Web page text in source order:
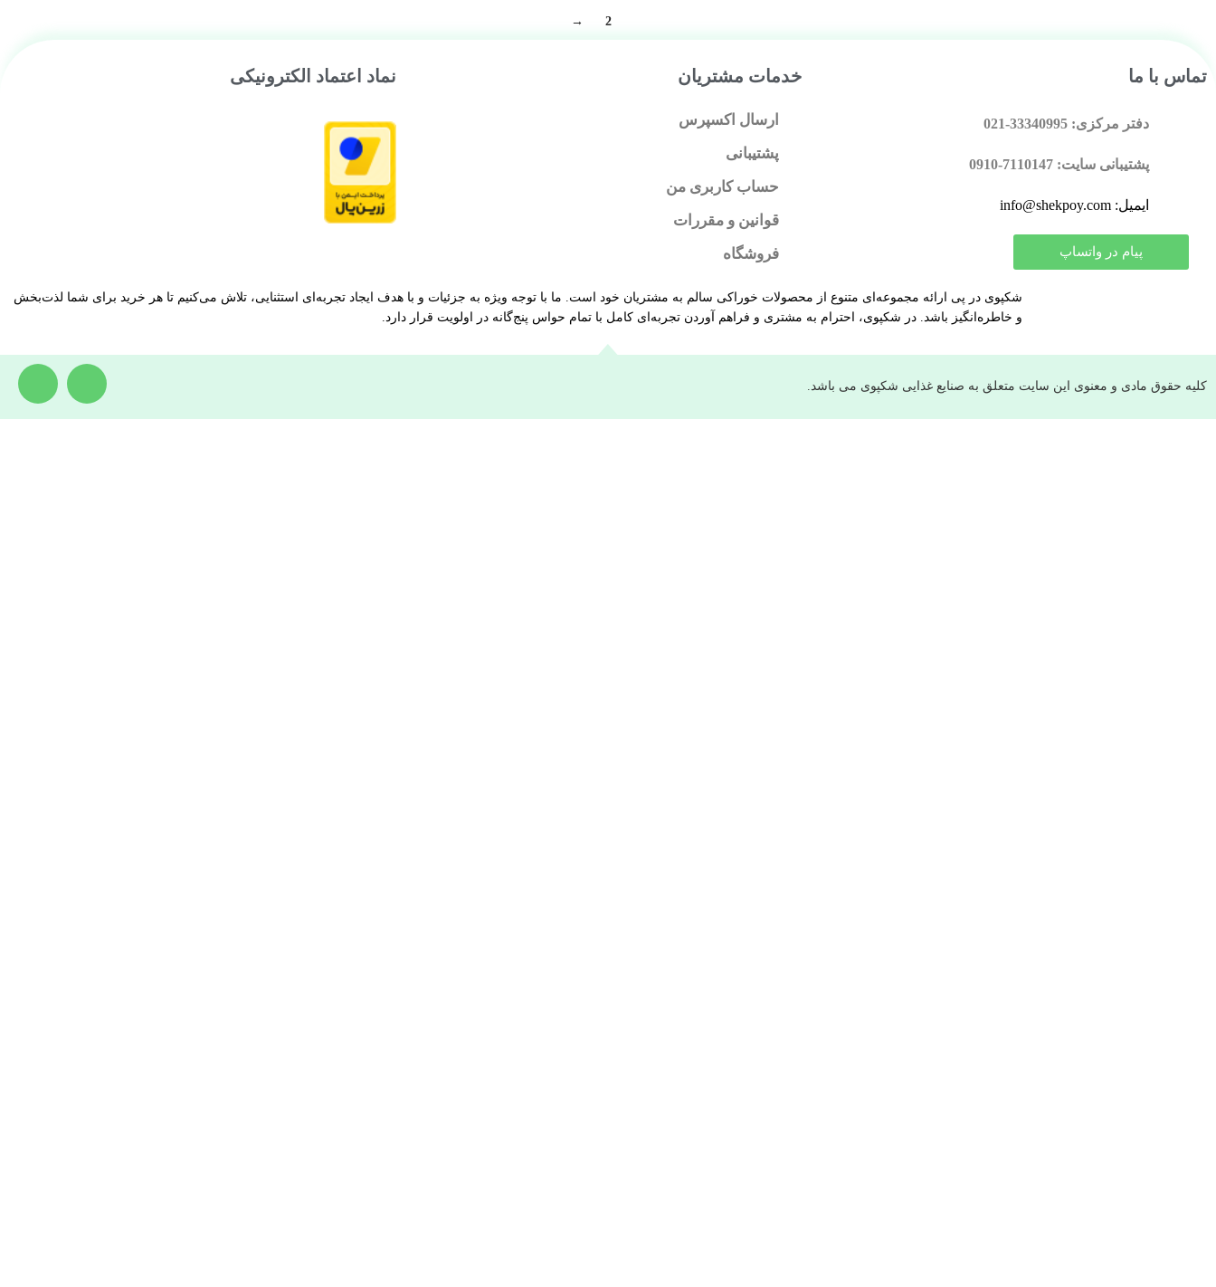
2
→
تماس با ما
دفتر مرکزی: 33340995-021
پشتیبانی سایت: 7110147-0910
ایمیل: info@shekpoy.com
پیام در واتساپ
خدمات مشتریان
ارسال اکسپرس
پشتیبانی
حساب کاربری من
قوانین و مقررات
فروشگاه
نماد اعتماد الکترونیکی
شکپوی در پی ارائه مجموعه‌ای متنوع از محصولات خوراکی سالم به مشتریان خود است. ما با توجه ویژه به جزئیات و با هدف ایجاد تجربه‌ای استثنایی، تلاش می‌کنیم تا هر خرید برای شما لذت‌بخش
و خاطره‌انگیز باشد. در شکپوی، احترام به مشتری و فراهم آوردن تجربه‌ای کامل با تمام حواس پنج‌گانه در اولویت قرار دارد.
کلیه حقوق مادی و معنوی این سایت متعلق به صنایع غذایی شکپوی می باشد.